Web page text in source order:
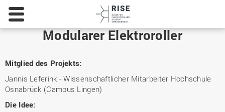
-
University
Modularer Elektroroller
Mitglied des Projekts:
Jannis Leferink - Wissenschaftlicher Mitarbeiter Hochschule
Osnabrück (Campus Lingen)
Die Idee: